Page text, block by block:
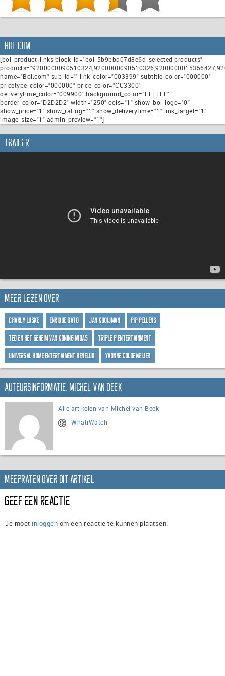
Bol.com
[bol_product_links block_id="bol_5b9bbd07d8e6d_selected-products"
name="Bol.com" sub_id="" link_color="003399" subtitle_color="000000"
pricetype_color="000000" price_color="CC3300"
deliverytime_color="009900" background_color="FFFFFF"
border_color="D2D2D2" width="250" cols="1" show_bol_logo="0"
show_price="1" show_rating="1" show_deliverytime="1" link_target="1"
image_size="1" admin_preview="1"]
Trailer
Meer lezen over
Charly Luske Enrique Gato Jan Kooijman Pip Pellens
Ted en Het Geheim Van Koning Midas Triple P Entertainment
Universal Home Entertaiment Benelux Yvonne Coldeweijer
Auteursinformatie: Michel van Beek
Alle artikelen van Michel van Beek
WhatiWatch
Meepraten over dit artikel
Geef een reactie
Je moet inloggen om een reactie te kunnen plaatsen.